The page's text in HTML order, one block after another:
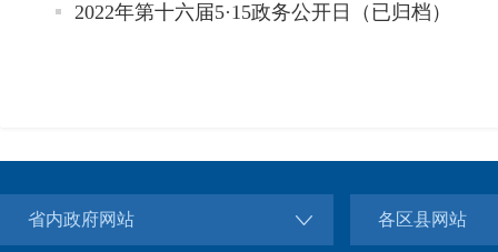
2022年第十六届5·15政务公开日（已归档）
省内政府网站 各区县网站